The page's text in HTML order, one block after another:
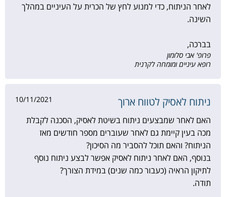
לאחר הניתוח, כדי למנוע לחץ של הכרית על העיניים במהלך
השינה.
בברכה,
פרופ' אבי סלומון
רופא עיניים ומומחה לקרנית
ניתוח לאסיק לטווח ארוך 10/11/2021
האם לאחר שמבצעים ניתוח בשיטת לאסיק, הסכנה לקבלת
מכה בעין קיימת גם לאחר שעוברים מספר חודשים מאז
הניתוח? והאם תוכל להסביר מה הסיכון?
בנוסף, האם לאחר ניתוח לאסיק אפשר לבצע ניתוח נוסף
לתיקון הראיה (כעבור כמה שנים) במידת הצורך?
תודה.